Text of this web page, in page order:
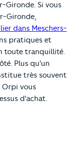
Gironde. Si vous
Gironde,
dans Meschers-
pratiques et
toute tranquillité.
Plus qu'un
très souvent
vous
d'achat.